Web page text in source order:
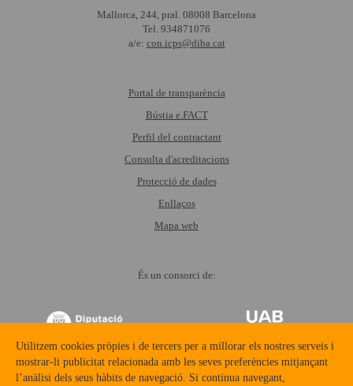
Mallorca, 244, pral. 08008 Barcelona
Tel. 934871076
a/e: con.icps@diba.cat
Portal de transparència
Bústia e.FACT
Perfil del contractant
Consulta d'acreditacions
Protecció de dades
Enllaços
Mapa web
És un consorci de:
Utilitzem cookies pròpies i de tercers per a millorar els nostres serveis i
mostrar-li publicitat relacionada amb les seves preferències mitjançant
l’anàlisi dels seus hàbits de navegació. Si continua navegant,